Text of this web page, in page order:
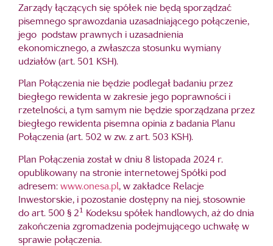
Zarządy łączących się spółek nie będą sporządzać
pisemnego sprawozdania uzasadniającego połączenie,
jego podstaw prawnych i uzasadnienia
ekonomicznego, a zwłaszcza stosunku wymiany
udziałów (art. 501 KSH).
Plan Połączenia nie będzie podlegał badaniu przez
biegłego rewidenta w zakresie jego poprawności i
rzetelności, a tym samym nie będzie sporządzana przez
biegłego rewidenta pisemna opinia z badania Planu
Połączenia (art. 502 w zw. z art. 503 KSH).
Plan Połączenia został w dniu 8 listopada 2024 r.
opublikowany na stronie internetowej Spółki pod
adresem: www.onesa.pl, w zakładce Relacje
Inwestorskie, i pozostanie dostępny na niej, stosownie
do art. 500 § 21
Kodeksu spółek handlowych, aż do dnia
zakończenia zgromadzenia podejmującego uchwałę w
sprawie połączenia.